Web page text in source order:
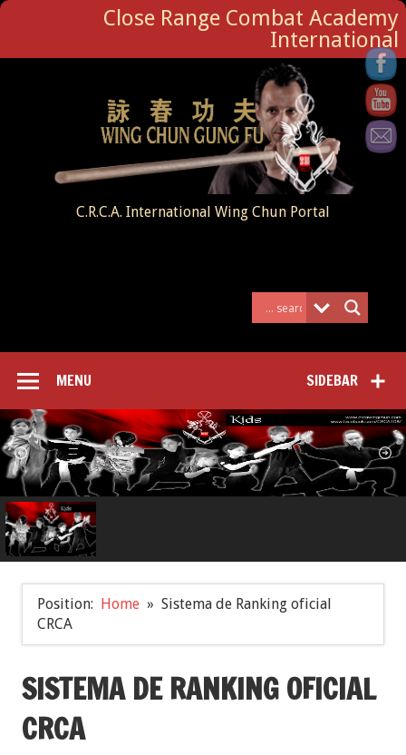
Close Range Combat Academy
International
C.R.C.A. International Wing Chun Portal
SIDEBAR
MENU
Position: Home
Sistema de Ranking oficial
CRCA
SISTEMA DE RANKING OFICIAL
CRCA